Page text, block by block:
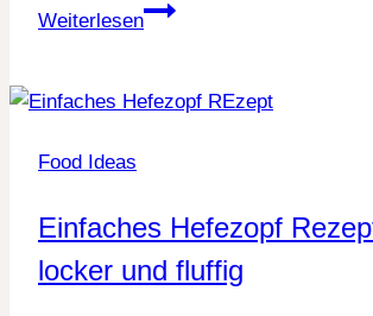
Weiterlesen
14
Snack
Filmabende
Food Ideas
Einfaches Hefezopf
locker und fluffig